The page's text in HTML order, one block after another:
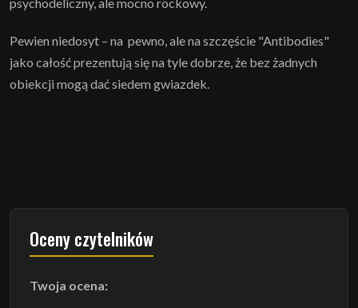
Pewien niedosyt – na pewno, ale na szczęście "Antibodies"
jako całość prezentują się na tyle dobrze, że bez żadnych
obiekcji mogą dać siedem gwiazdek.
Oceny czytelników
Twoja ocena: